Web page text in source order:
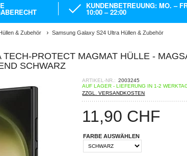
KUNDENBETREUUNG: MO. –
10:00 – 22:00
& Zubehör Samsung Galaxy S24 Ultra Hüllen & Zubehör
PROTECT MAGMAT HÜLLE -
SCHWARZ
ARTIKEL-NR.: 2003245
AUF LAGER - LIEFERUNG IN 1-2
ZZGL. VERSANDKOSTEN
11,90 CHF
FARBE AUSWÄHLEN